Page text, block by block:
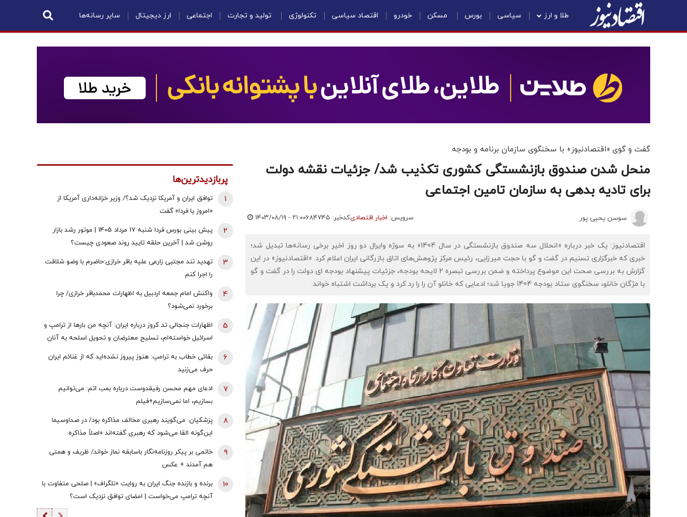
طلا و ارز سیاسی بورس مسکن خودرو اقتصاد سیاسی تکنولوژی تولید و تجارت اجتماعی ارز دیجیتال سایر رسانه‌ها
گفت و گوی «اقتصادنیوز» با سخنگوی سازمان برنامه و بودجه
منحل شدن صندوق بازنشستگی کشوری تکذیب شد/ جزئیات نقشه دولت
برای تادیه بدهی به سازمان تامین اجتماعی
سوسن یحیی پور سرویس: اخبار اقتصادیکدخبر: ۶۸۴۷۴۵ ۱۴۰۳/۰۸/۱۹ - ۲۱:۰۰
اقتصادنیوز: یک خبر درباره «انحلال سه صندوق بازنشستگی در سال 1404» به سوژه وایرال دو روز اخیر برخی رسانه‌ها تبدیل شد؛
خبری که خبرگزاری تسنیم در گفت و گو با حجت میرزایی، رئیس مرکز پژوهش‌های اتاق بازرگانی ایران اعلام کرد. «اقتصادنیوز» در این
گزارش به بررسی صحت این موضوع پرداخته و ضمن بررسی تبصره 2 لایحه بودجه، جزئیات پیشنهاد بودجه ای دولت را در گفت و گو
با مژگان خانلو، سخنگوی ستاد بودجه 1404 جویا شد؛ ادعایی که خانلو آن را را رد کرد و یک برداشت اشتباه خواند.
پربازدیدترین‌ها
توافق ایران و آمریکا نزدیک شد؟/ وزیر خزانه‌داری آمریکا از
«امروز یا فردا» گفت
1
پیش بینی بورس فردا شنبه 17 مرداد 1405 | موتور رشد بازار
روشن شد | آخرین حلقه تایید روند صعودی چیست؟
2
تهدید تند مجتبی زارعی علیه باقر خرازی:حاضرم با وضو شلاقت
را اجرا کنم
3
واکنش امام جمعه اردبیل به اظهارات محمدباقر خرازی/ چرا
برخورد نمی‌شود؟
4
اظهارات جنجالی تد کروز درباره ایران: آنچه من بارها از ترامپ و
اسرائیل خواسته‌ام، تسلیح معترضان و تحویل اسلحه به آنان
5
بقائی خطاب به ترامپ: هنوز پیروز نشده‌اید که از غنائم ایران
حرف می‌زنید
6
ادعای مهم محسن رفیقدوست درباره بمب اتم: می‌توانیم
بسازیم، اما نمی‌سازیم+فیلم
7
پزشکیان: می‌گویند رهبری مخالف مذاکره بود/ در صداوسیما
این‌گونه القا می‌شود که رهبری گفته‌اند «اصلاً مذاکره
نمی‌کنیم» / ما با اجازه ایشان مذاکره کردیم
8
خاتمی بر پیکر روزنامه‌نگار باسابقه نماز خواند/ ظریف و همتی
هم آمدند + عکس
9
برنده و بازنده جنگ ایران به روایت «تلگراف» | صلحی متفاوت با
آنچه ترامپ می‌خواست | امضای توافق نزدیک است؟
10